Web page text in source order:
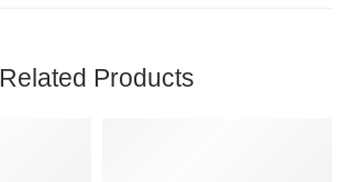
Related Products